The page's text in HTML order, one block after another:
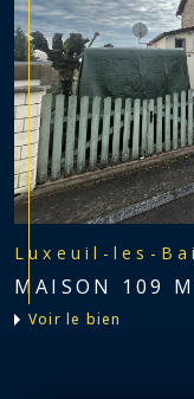
Luxeuil-les-
MAISON 109
voir le bien